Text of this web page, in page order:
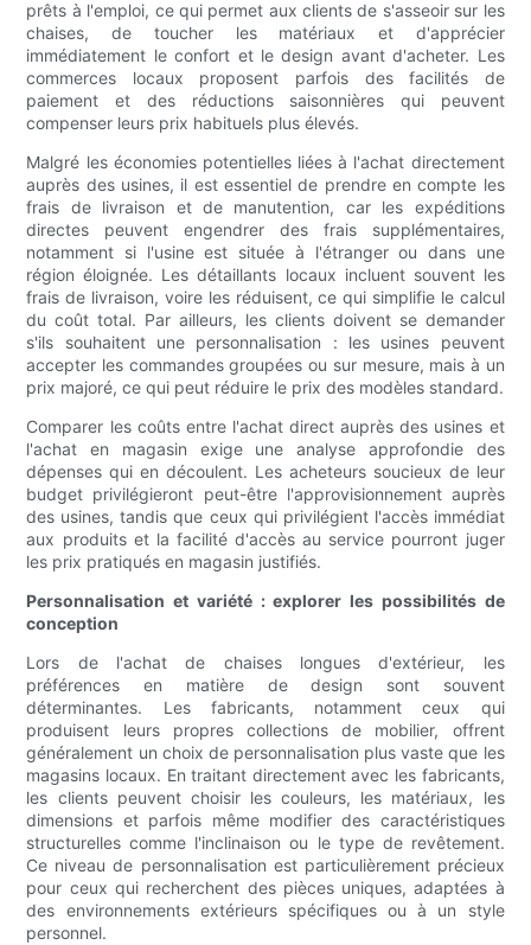
prêts à l'emploi, ce qui permet aux clients de s'asseoir sur les
chaises, de toucher les matériaux et d'apprécier
immédiatement le confort et le design avant d'acheter. Les
commerces locaux proposent parfois des facilités de
paiement et des réductions saisonnières qui peuvent
compenser leurs prix habituels plus élevés.
Malgré les économies potentielles liées à l'achat directement
auprès des usines, il est essentiel de prendre en compte les
frais de livraison et de manutention, car les expéditions
directes peuvent engendrer des frais supplémentaires,
notamment si l'usine est située à l'étranger ou dans une
région éloignée. Les détaillants locaux incluent souvent les
frais de livraison, voire les réduisent, ce qui simplifie le calcul
du coût total. Par ailleurs, les clients doivent se demander
s'ils souhaitent une personnalisation : les usines peuvent
accepter les commandes groupées ou sur mesure, mais à un
prix majoré, ce qui peut réduire le prix des modèles standard.
Comparer les coûts entre l'achat direct auprès des usines et
l'achat en magasin exige une analyse approfondie des
dépenses qui en découlent. Les acheteurs soucieux de leur
budget privilégieront peut-être l'approvisionnement auprès
des usines, tandis que ceux qui privilégient l'accès immédiat
aux produits et la facilité d'accès au service pourront juger
les prix pratiqués en magasin justifiés.
Personnalisation et variété : explorer les possibilités de
conception
Lors de l'achat de chaises longues d'extérieur, les
préférences en matière de design sont souvent
déterminantes. Les fabricants, notamment ceux qui
produisent leurs propres collections de mobilier, offrent
généralement un choix de personnalisation plus vaste que les
magasins locaux. En traitant directement avec les fabricants,
les clients peuvent choisir les couleurs, les matériaux, les
dimensions et parfois même modifier des caractéristiques
structurelles comme l'inclinaison ou le type de revêtement.
Ce niveau de personnalisation est particulièrement précieux
pour ceux qui recherchent des pièces uniques, adaptées à
des environnements extérieurs spécifiques ou à un style
personnel.